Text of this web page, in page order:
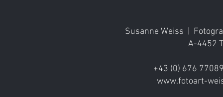
Susanne Weiss |
A-4452
+43 (0) 676
www.fotoart-